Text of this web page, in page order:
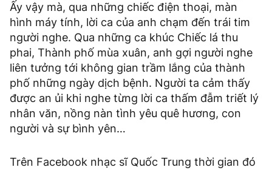
Ấy vậy mà, qua những chiếc điện thoại, màn
hình máy tính, lời ca của anh chạm đến trái tim
người nghe. Qua những ca khúc Chiếc lá thu
phai, Thành phố mùa xuân, anh gợi người nghe
liên tưởng tới không gian trầm lắng của thành
phố những ngày dịch bệnh. Người ta cảm thấy
được an ủi khi nghe từng lời ca thấm đẫm triết lý
nhân văn, nồng nàn tình yêu quê hương, con
người và sự bình yên…
Trên Facebook nhạc sĩ Quốc Trung thời gian đó